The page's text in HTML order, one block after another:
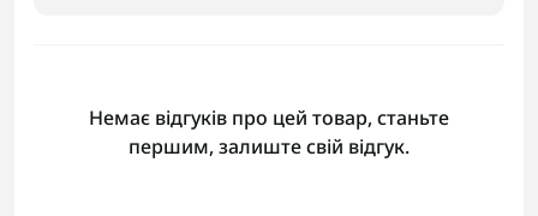
Немає відгуків про цей товар, станьте
першим, залиште свій відгук.